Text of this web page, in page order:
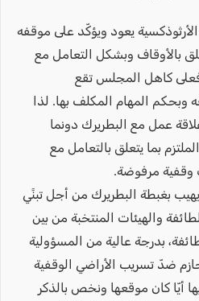
يعود ويؤكّد على موقفه
بالأوقاف وبشكل التعامل مع
فعلى كاهل المجلس تقع
المهام المكلف بها. لذا
عمل مع البطريرك دونما
بما يتعلق بالتعامل مع
مرفوضة.
بغبطة البطريرك من أجل تبنًي
والهيئات المنتخبة من بين
بدرجة عالية من المسؤولية
ضدّ تسريب الأراضي الوقفية
أيّا كان موقعها ونخص بالذكر